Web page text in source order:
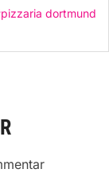
dortmund